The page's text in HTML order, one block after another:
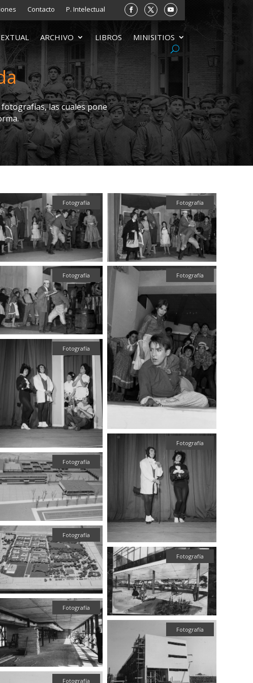
Contacto P. Intelectual
ARCHIVO LIBROS MINISITIOS
fotografías, las cuales pone
Fotografía Fotografía
Fotografía Fotografía
Fotografía
Fotografía
Fotografía
Fotografía
Fotografía
Fotografía
Fotografía
Fotografía